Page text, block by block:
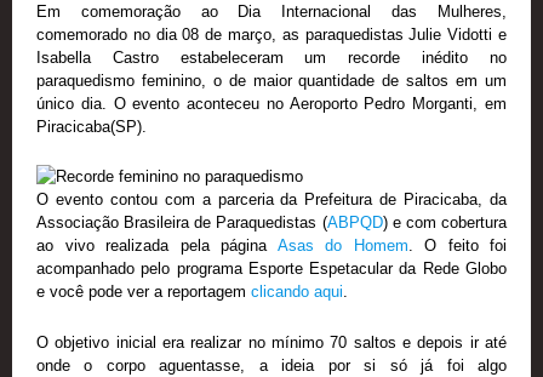
Em comemoração ao Dia Internacional das Mulheres,
comemorado no dia 08 de março, as paraquedistas Julie Vidotti e
Isabella Castro estabeleceram um recorde inédito no
paraquedismo feminino, o de maior quantidade de saltos em um
único dia. O evento aconteceu no Aeroporto Pedro Morganti, em
Piracicaba(SP).
O evento contou com a parceria da Prefeitura de Piracicaba, da
Associação Brasileira de Paraquedistas (ABPQD) e com cobertura
ao vivo realizada pela página Asas do Homem. O feito foi
acompanhado pelo programa Esporte Espetacular da Rede Globo
e você pode ver a reportagem clicando aqui.
O objetivo inicial era realizar no mínimo 70 saltos e depois ir até
onde o corpo aguentasse, a ideia por si só já foi algo